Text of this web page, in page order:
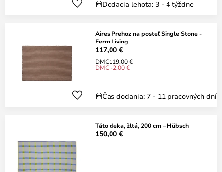
Dodacia lehota: 3 - 4 týždne
Aires Prehoz na posteľ Single Stone -
Ferm Living
117,00 €
DMC119,00 €
DMC -2,00 €
Čas dodania: 7 - 11 pracovných dní
Táto deka, žltá, 200 cm – Hübsch
150,00 €